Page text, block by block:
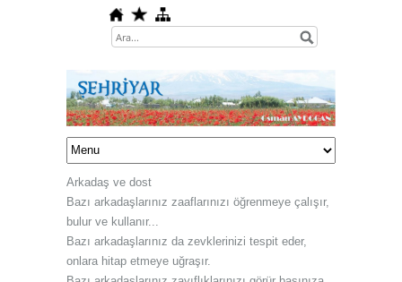
Arkadaş ve dost
Bazı arkadaşlarınız zaaflarınızı öğrenmeye çalışır,
bulur ve kullanır...
Bazı arkadaşlarınız da zevklerinizi tespit eder,
onlara hitap etmeye uğraşır.